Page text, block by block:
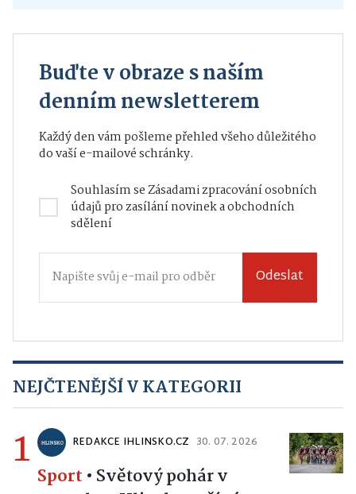
Buďte v obraze s naším
denním newsletterem
Každý den vám pošleme přehled všeho důležitého
do vaší e-mailové schránky.
Souhlasím seZásadami zpracování osobních
údajůpro zasílání novinek a obchodních
sdělení
Odeslat
NEJČTENĚJŠÍ V KATEGORII
1 REDAKCE IHLINSKO.CZ 30. 07. 2026
Sport • Světový pohár v